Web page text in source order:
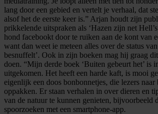
lang door een gebied en vertelt je verhaal, dat
alsof het de eerste keer is.” Arjan houdt zijn
prikkelende uitspraken als ‘Hazen zijn net Hell’s
hond facebookt door te ruiken aan de kont van
want dan weet ie meteen alles over de status
besnuffelt’. Ook in zijn boeken mag hij graag
doen. “Mijn derde boek ‘Buiten gebeurt het’ is
uitgekomen. Het heeft een harde kaft, is mooi
eigenlijk een doos bonbonnetjes, die lezers
oppakken. Er staan verhalen in over dieren en
van de natuur te kunnen genieten, bijvoorbeeld
spoorzoeken met een smartphone-app.